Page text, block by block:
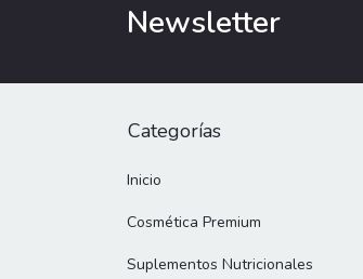
Newsletter
Categorías
Inicio
Cosmética Premium
Suplementos Nutricionales